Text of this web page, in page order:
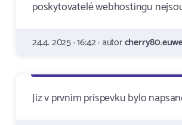
poskytovatelé webhostingu
24.4. 2025 · 16:42 · autor
Jiz v prvnim prispevku bylo